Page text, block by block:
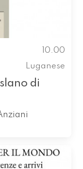
10.00
Luganese
di